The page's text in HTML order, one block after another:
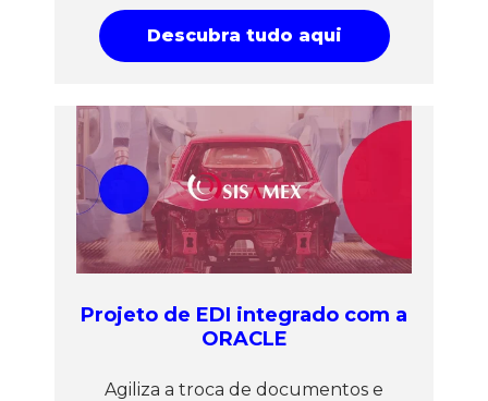
Descubra tudo aqui
Projeto de EDI integrado com a
ORACLE
Agiliza a troca de documentos e